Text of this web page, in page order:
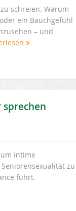
schreien. Warum
ein Bauchgefühl
– und
intime
zu
führt.